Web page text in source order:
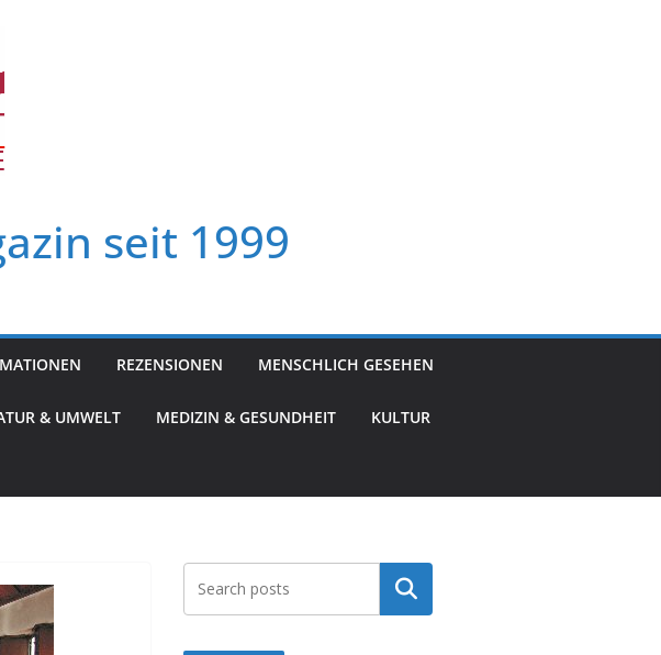
seit 1999
REZENSIONEN MENSCHLICH GESEHEN
& UMWELT MEDIZIN & GESUNDHEIT KULTUR
Suchen